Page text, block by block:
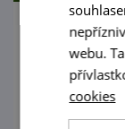
Barokní
webu.
cookies